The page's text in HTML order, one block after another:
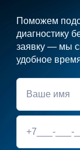
Поможем
диагностику
заявку — мы
удобное